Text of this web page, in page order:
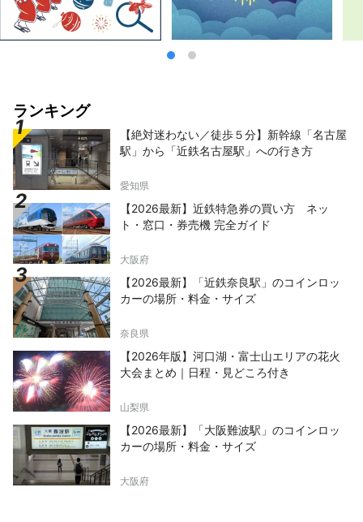
す。この「工場夜景」はバスツアー、屋形船ク
ルーズツアーで体験することができます。 ◇
生田緑地 東京から数十分の都市にありなが
ら、メタセコイアの並木を始めとした圧巻の自
す。春には桜も楽しめます。 ◇川崎市 藤子・
F・不二雄ミュージアム アジアを中心に世界で
愛されている漫画「ドラえもん」を生んだ漫画
家「藤子・F・不二雄」の作品の原画や実際に
藤子・F・不二雄が使用した机等が展示されて
います。また、実物大のアイテムが設置され、
作中の食べ物を実際にたべることができるな
ど、作品の世界に入り込むことができる施設で
す。 ◇川崎山王祭 稲毛神社で例年8月に執り
行われる川崎地域最大のお祭りで、大神輿渡御
が見どころとなっています。 ◇かなまら祭り
4月の第1日曜日に開催される金山神社のお祭
り。男根をかたどった神輿がかつぎ出され、子
勢訪れます。
ランキング
【絶対迷わない／徒歩５分】新幹線「名古屋
駅」から「近鉄名古屋駅」への行き方
愛知県
【2026最新】近鉄特急券の買い方 ネッ
ト・窓口・券売機 完全ガイド
大阪府
【2026最新】「近鉄奈良駅」のコインロッ
カーの場所・料金・サイズ
奈良県
【2026年版】河口湖・富士山エリアの花火
大会まとめ｜日程・見どころ付き
山梨県
【2026最新】「大阪難波駅」のコインロッ
カーの場所・料金・サイズ
大阪府